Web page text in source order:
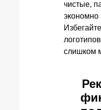
чистые,
экономно
слишком